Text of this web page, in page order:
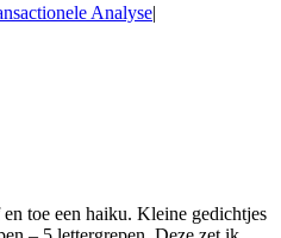
Analyse|
toe een haiku. Kleine gedichtjes